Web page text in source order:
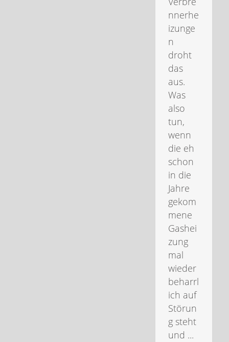
nnerhe
izunge
n
droht
das
aus.
Was
also
tun,
wenn
die eh
schon
in die
Jahre
gekom
mene
Gashei
zung
mal
wieder
beharrl
ich auf
Störun
g steht
und ...